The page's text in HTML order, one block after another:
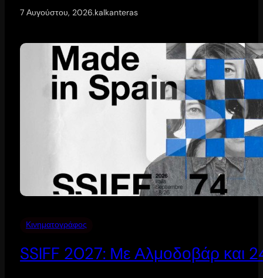
7 Αυγούστου, 2026.kalkanteras
Κινηματογράφος
SSIFF 2027: Με Αλμοδοβάρ και 24